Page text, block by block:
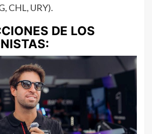
CHL, URY).
DE LOS